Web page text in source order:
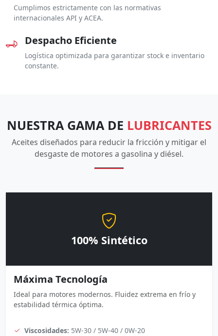
Cumplimos estrictamente con las normativas
internacionales API y ACEA.
Despacho Eficiente
Logística optimizada para garantizar stock e inventario
constante.
NUESTRA GAMA DE LUBRICANTES
Aceites diseñados para reducir la fricción y mitigar el
desgaste de motores a gasolina y diésel.
100% Sintético
Máxima Tecnología
Ideal para motores modernos. Fluidez extrema en frío y
estabilidad térmica óptima.
Viscosidades: 5W-30 / 5W-40 / 0W-20